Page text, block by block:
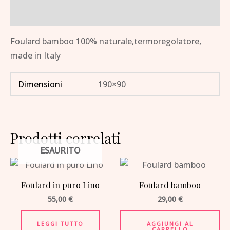
Foulard bamboo 100% naturale,termoregolatore,
made in Italy
Dimensioni 190×90
Prodotti correlati
ESAURITO
Foulard in puro Lino
55,00 €
LEGGI TUTTO
Foulard bamboo
29,00 €
AGGIUNGI AL